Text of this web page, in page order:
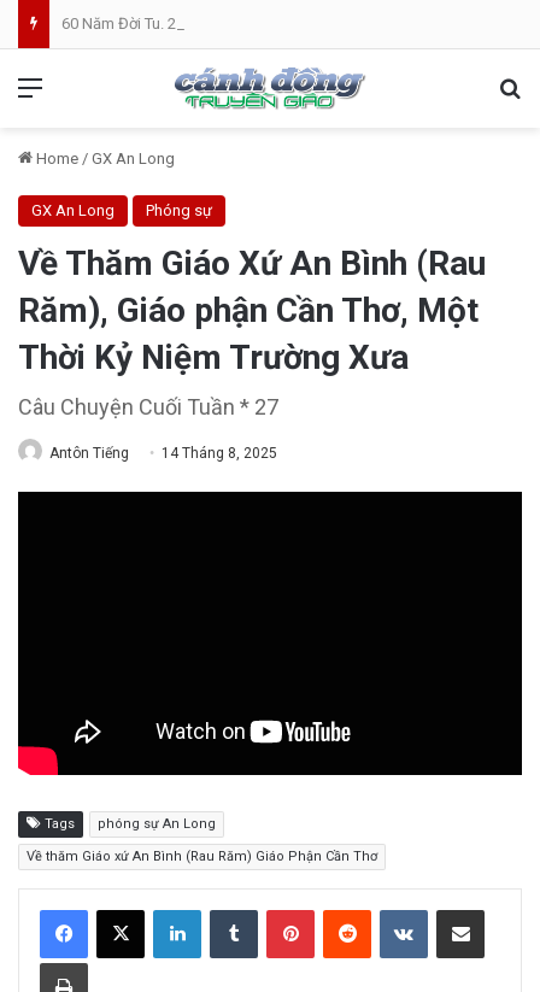
Home / GX An Long
GX An Long Phóng sự
Về Thăm Giáo Xứ An Bình (Rau
Răm), Giáo phận Cần Thơ, Một
Thời Kỷ Niệm Trường Xưa
Câu Chuyện Cuối Tuần * 27
Antôn Tiếng 14 Tháng 8, 2025
Tags phóng sự An Long
Về thăm Giáo xứ An Bình (Rau Răm) Giáo Phận Cần Thơ